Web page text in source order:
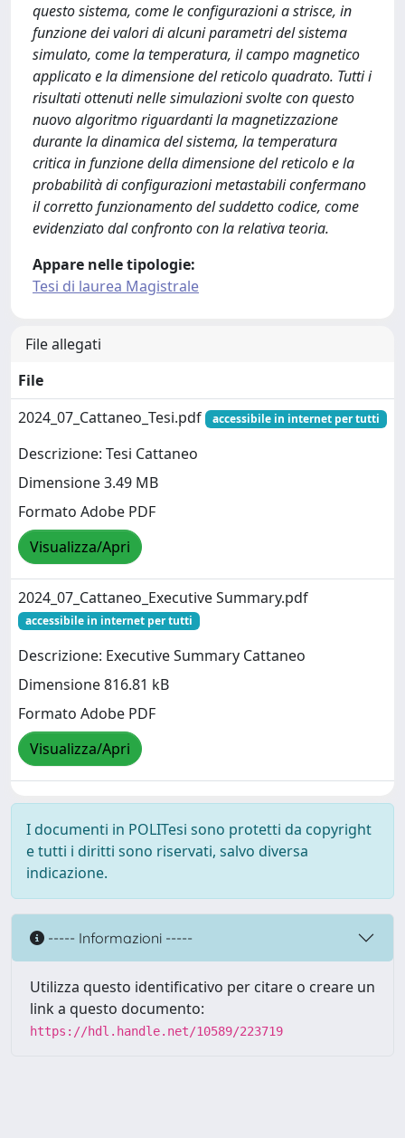
questo sistema, come le configurazioni a strisce, in
funzione dei valori di alcuni parametri del sistema
simulato, come la temperatura, il campo magnetico
applicato e la dimensione del reticolo quadrato. Tutti i
risultati ottenuti nelle simulazioni svolte con questo
nuovo algoritmo riguardanti la magnetizzazione
durante la dinamica del sistema, la temperatura
critica in funzione della dimensione del reticolo e la
probabilità di configurazioni metastabili confermano
il corretto funzionamento del suddetto codice, come
evidenziato dal confronto con la relativa teoria.
Appare nelle tipologie:
Tesi di laurea Magistrale
File allegati
File
2024_07_Cattaneo_Tesi.pdf
accessibile in internet per tutti
Descrizione: Tesi Cattaneo
Dimensione 3.49 MB
Formato Adobe PDF
Visualizza/Apri
2024_07_Cattaneo_Executive Summary.pdf
accessibile in internet per tutti
Descrizione: Executive Summary Cattaneo
Dimensione 816.81 kB
Formato Adobe PDF
Visualizza/Apri
I documenti in POLITesi sono protetti da copyright
e tutti i diritti sono riservati, salvo diversa
indicazione.
----- Informazioni -----
Utilizza questo identificativo per citare o creare un
link a questo documento:
https://hdl.handle.net/10589/223719